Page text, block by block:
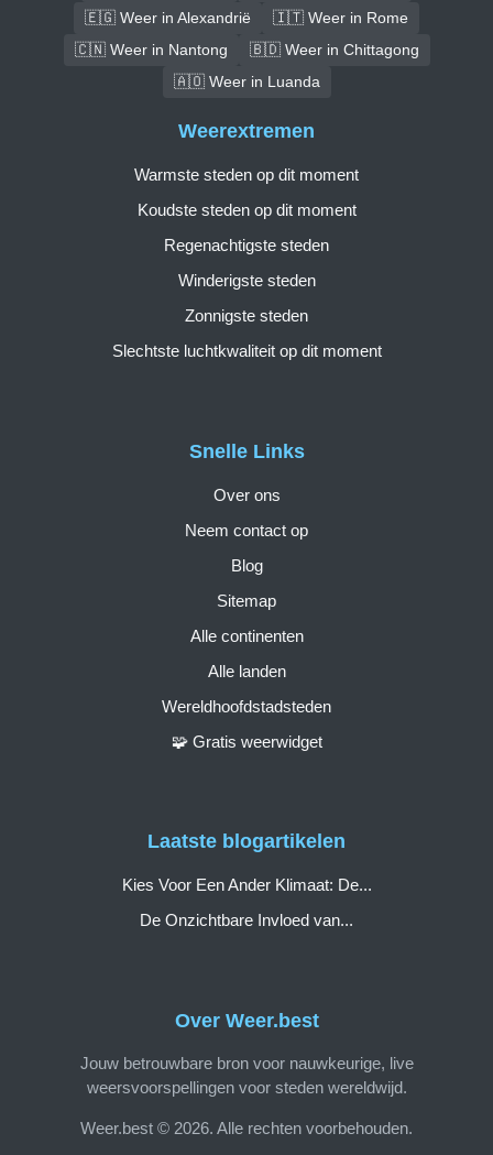
🇪🇬 Weer in Alexandrië
🇮🇹 Weer in Rome
🇨🇳 Weer in Nantong
🇧🇩 Weer in Chittagong
🇦🇴 Weer in Luanda
Over Weer.best
Jouw betrouwbare bron voor nauwkeurige, live
weersvoorspellingen voor steden wereldwijd.
Weer.best © 2026. Alle rechten voorbehouden.
Snelle Links
Over ons
Neem contact op
Blog
Sitemap
Alle continenten
Alle landen
Wereldhoofdstadsteden
🧩 Gratis weerwidget
Weerextremen
Warmste steden op dit moment
Koudste steden op dit moment
Regenachtigste steden
Winderigste steden
Zonnigste steden
Slechtste luchtkwaliteit op dit moment
Laatste blogartikelen
Kies Voor Een Ander Klimaat: De...
De Onzichtbare Invloed van...